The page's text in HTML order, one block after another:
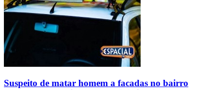
Suspeito de matar homem a facadas no bairro